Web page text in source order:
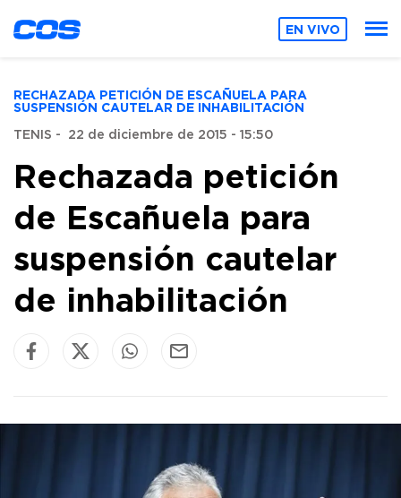
EN VIVO
RECHAZADA PETICIÓN DE ESCAÑUELA PARA
SUSPENSIÓN CAUTELAR DE INHABILITACIÓN
TENIS - 22 de diciembre de 2015 - 15:50
Rechazada petición
de Escañuela para
suspensión cautelar
de inhabilitación